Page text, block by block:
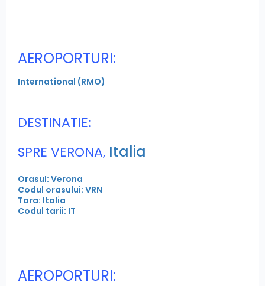
AEROPORTURI:
International (RMO)
DESTINATIE:
SPRE VERONA, Italia
Orasul: Verona
Codul orasului: VRN
Tara: Italia
Codul tarii: IT
AEROPORTURI: